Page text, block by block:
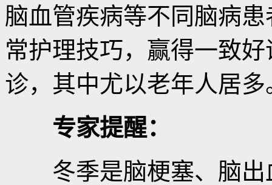
脑血管疾病等不同脑病
常护理技巧，赢得一致
诊，其中尤以老年人居多
专家提醒：
冬季是脑梗塞、脑出